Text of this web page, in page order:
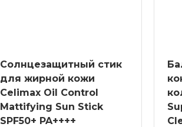
РНА
кислоты
Сквалан
Солнцезащитный стик
для жирной кожи
Celimax Oil Control
Mattifying Sun Stick
SPF50+ PA++++